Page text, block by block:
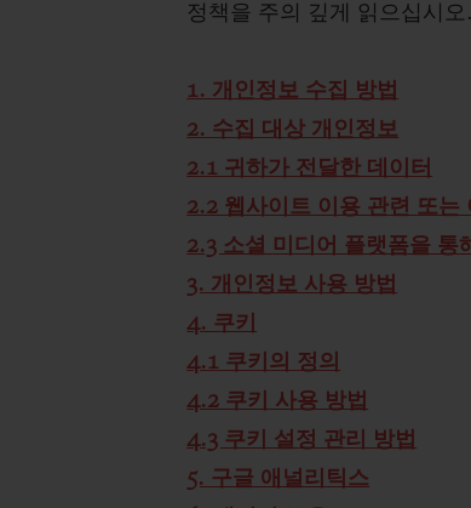
정책을 주의 깊게 읽으십시오.
1. 개인정보 수집 방법
2. 수집 대상 개인정보
2.1 귀하가 전달한 데이터
2.2 웹사이트 이용 관련 또는
2.3 소셜 미디어 플랫폼을 통
3. 개인정보 사용 방법
4. 쿠키
4.1 쿠키의 정의
4.2 쿠키 사용 방법
4.3 쿠키 설정 관리 방법
5. 구글 애널리틱스